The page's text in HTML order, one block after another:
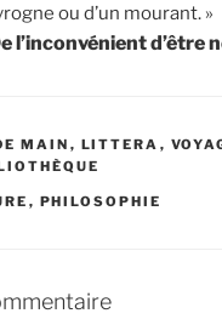
ou d’un mourant. »
l’inconvénient d’être
MAIN , LITTERA ,
, PHILOSOPHIE